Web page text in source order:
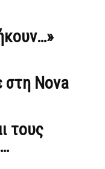
στη Nova
τους